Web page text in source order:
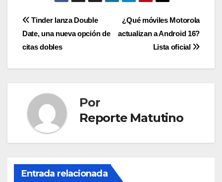
Navegación
de
entradas
¿Qué móviles Motorola
actualizan a Android 16?
Lista oficial
Tinder lanza Double
Date, una nueva opción de
citas dobles
Por
Reporte Matutino
Entrada relacionada